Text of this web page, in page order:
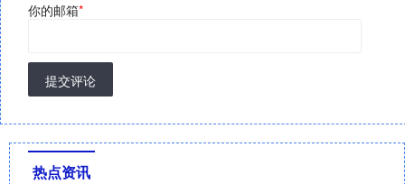
你的邮箱*
提交评论
热点资讯